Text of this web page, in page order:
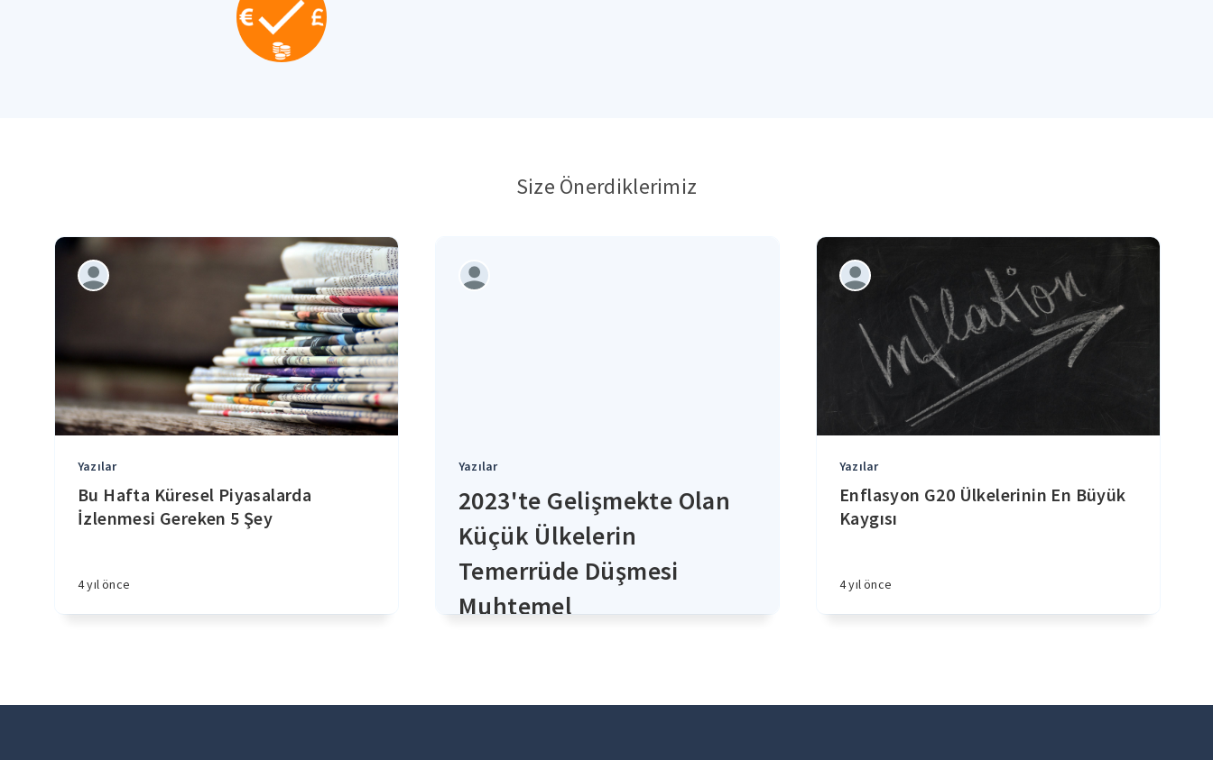
Size Önerdiklerimiz
Yazılar
Bu Hafta Küresel Piyasalarda
İzlenmesi Gereken 5 Şey
4 yıl önce
Yazılar
2023'te Gelişmekte Olan
Küçük Ülkelerin
Temerrüde Düşmesi
Muhtemel
Yazılar
Enflasyon G20 Ülkelerinin En Büyük
Kaygısı
4 yıl önce